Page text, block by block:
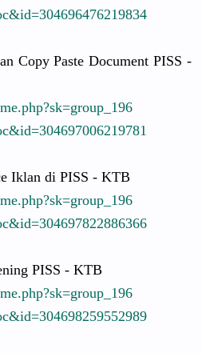
c&id=304696476219834
Copy Paste Document PISS -
=group_196
c&id=304697006219781
Iklan di PISS - KTB
=group_196
c&id=304697822886366
PISS - KTB
=group_196
c&id=304698259552989